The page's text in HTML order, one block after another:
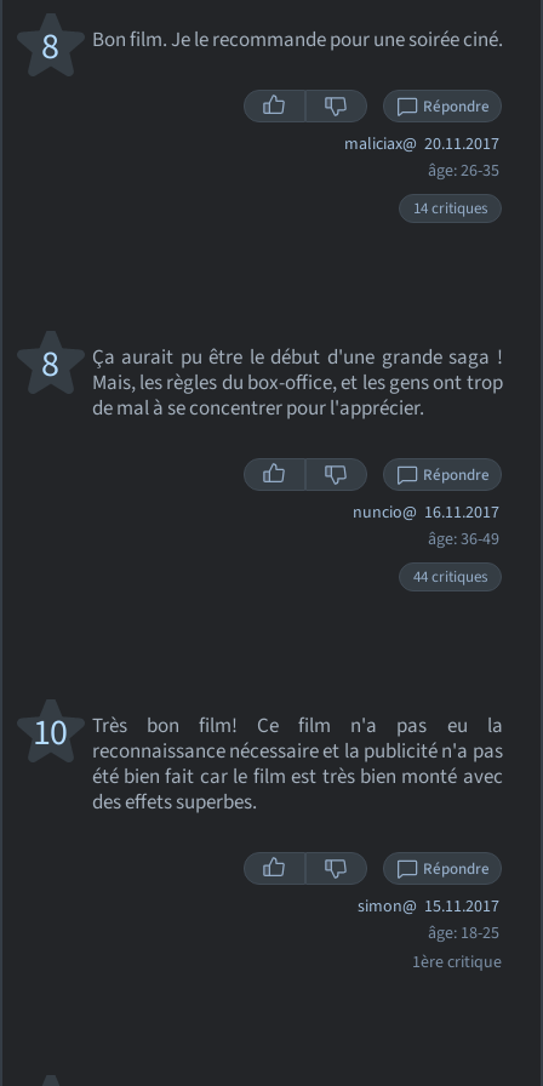
Bon film. Je le recommande pour une soirée ciné.
8
Répondre
maliciax@ 20.11.2017
âge: 26-35
14 critiques
Ça aurait pu être le début d'une grande saga !
Mais, les règles du box-office, et les gens ont trop
de mal à se concentrer pour l'apprécier.
8
Répondre
nuncio@ 16.11.2017
âge: 36-49
44 critiques
Très bon film! Ce film n'a pas eu la
reconnaissance nécessaire et la publicité n'a pas
été bien fait car le film est très bien monté avec
des effets superbes.
10
Répondre
simon@ 15.11.2017
âge: 18-25
1ère critique